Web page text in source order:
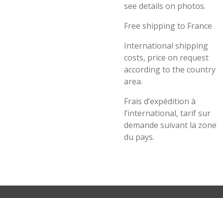
see details on photos.
Free shipping to France
International shipping
costs, price on request
according to the country
area.
Frais d’expédition à
l’international, tarif sur
demande suivant la zone
du pays.